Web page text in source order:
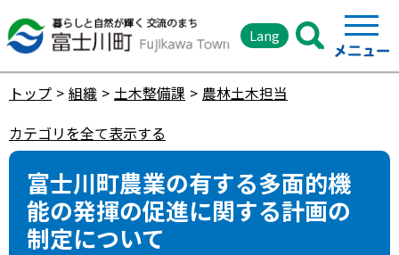
Lang
トップ 組織 土木整備課
農林土木担当
カテゴリを全て表示する
富士川町農業の有する多面的機
能の発揮の促進に関する計画の
制定について